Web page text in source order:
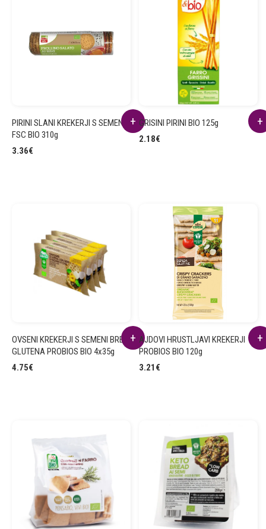
PIRINI SLANI KREKERJI S SEMENI
FSC BIO 310g
3.36€
GRISINI PIRINI BIO 125g
2.18€
OVSENI KREKERJI S SEMENI BREZ
GLUTENA PROBIOS BIO 4x35g
4.75€
AJDOVI HRUSTLJAVI KREKERJI
PROBIOS BIO 120g
3.21 €